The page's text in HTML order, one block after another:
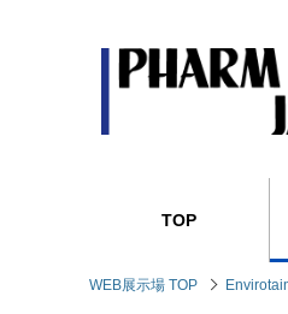
TOP
WEB展示場 TOP